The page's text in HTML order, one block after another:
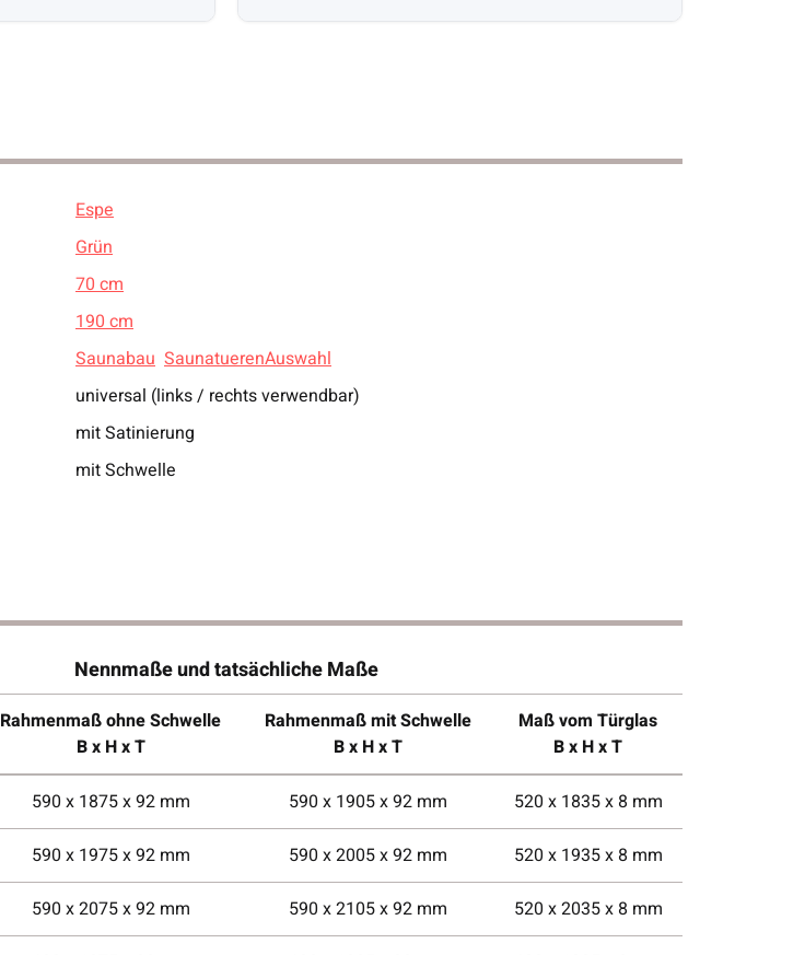
Espe
Grün
70 cm
190 cm
Saunabau SaunatuerenAuswahl
universal (links / rechts verwendbar)
mit Satinierung
mit Schwelle
Nennmaße und tatsächliche Maße
Rahmenmaß ohne Schwelle
B x H x T
Rahmenmaß mit Schwelle
B x H x T
Maß vom Türglas
B x H x T
590 x 1875 x 92 mm 590 x 1905 x 92 mm 520 x 1835 x 8 mm
590 x 1975 x 92 mm 590 x 2005 x 92 mm 520 x 1935 x 8 mm
590 x 2075 x 92 mm 590 x 2105 x 92 mm 520 x 2035 x 8 mm